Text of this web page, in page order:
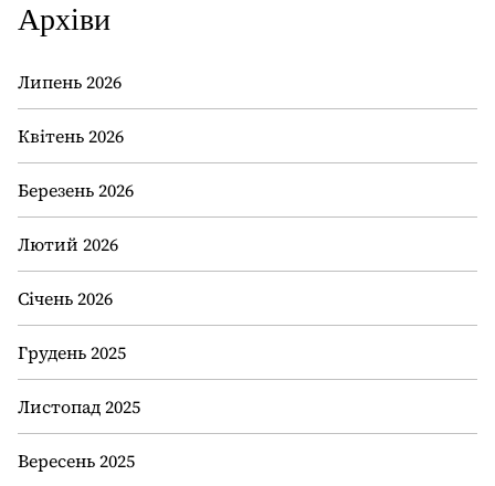
Архіви
Липень 2026
Квітень 2026
Березень 2026
Лютий 2026
Січень 2026
Грудень 2025
Листопад 2025
Вересень 2025